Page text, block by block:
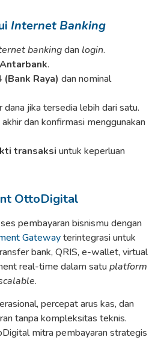
Internet Banking
bankingdan login.
.
Raya) dan nominal
dana jika tersedia lebih dari satu.
dan konfirmasi menggunakan
transaksi untuk keperluan
OttoDigital
pembayaran bisnismu dengan
Gatewayterintegrasi untuk
bank, QRIS, e-wallet, virtual
real-time dalam satuplatform
.
percepat arus kas, dan
tanpa kompleksitas teknis.
mitra pembayaran strategis